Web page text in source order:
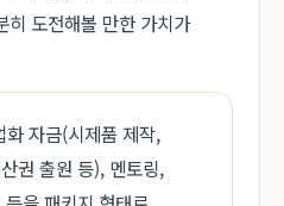
히 도전해볼 만한 가치가
화 자금(시제품 제작,
권 출원 등), 멘토링,